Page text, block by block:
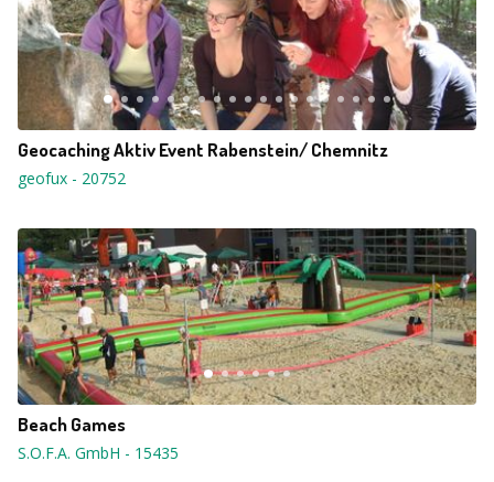
Geocaching Aktiv Event Rabenstein/ Chemnitz
geofux - 20752
Beach Games
S.O.F.A. GmbH - 15435